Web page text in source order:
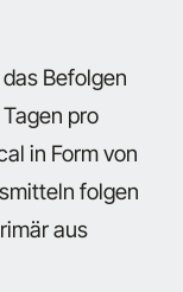
Befolgen
pro
in Form von
folgen
aus